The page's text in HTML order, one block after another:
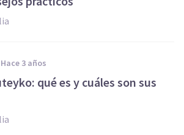
hace 3 años
qué es y cuáles son sus